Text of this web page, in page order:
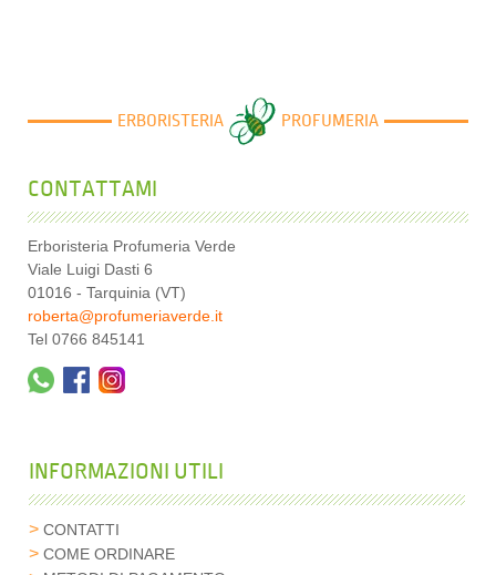
ERBORISTERIA PROFUMERIA
CONTATTAMI
Erboristeria Profumeria Verde
Viale Luigi Dasti 6
01016 - Tarquinia (VT)
roberta@profumeriaverde.it
Tel 0766 845141
INFORMAZIONI UTILI
CONTATTI
COME ORDINARE